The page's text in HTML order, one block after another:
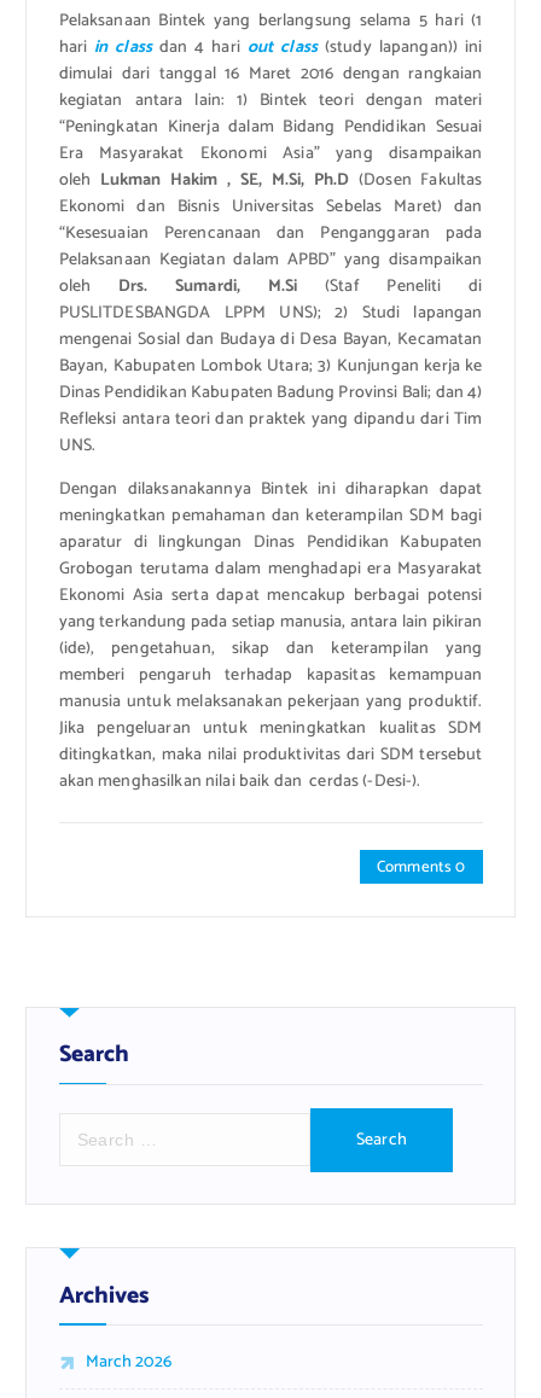
Pelaksanaan Bintek yang berlangsung selama 5 hari (1
hariin classdan 4 hari out class(study lapangan)) ini
dimulai dari tanggal 16 Maret 2016 dengan rangkaian
kegiatan antara lain: 1) Bintek teori dengan materi
“Peningkatan Kinerja dalam Bidang Pendidikan Sesuai
Era Masyarakat Ekonomi Asia” yang disampaikan
oleh Lukman Hakim , SE, M.Si, Ph.D (Dosen Fakultas
Ekonomi dan Bisnis Universitas Sebelas Maret) dan
“Kesesuaian Perencanaan dan Penganggaran pada
Pelaksanaan Kegiatan dalam APBD” yang disampaikan
oleh Drs. Sumardi, M.Si(Staf Peneliti di
PUSLITDESBANGDA LPPM UNS); 2) Studi lapangan
mengenai Sosial dan Budaya di Desa Bayan, Kecamatan
Bayan, Kabupaten Lombok Utara; 3) Kunjungan kerja ke
Dinas Pendidikan Kabupaten Badung Provinsi Bali; dan 4)
Refleksi antara teori dan praktek yang dipandu dari Tim
UNS.
Dengan dilaksanakannya Bintek ini diharapkan dapat
meningkatkan pemahaman dan keterampilan SDM bagi
aparatur di lingkungan Dinas Pendidikan Kabupaten
Grobogan terutama dalam menghadapi era Masyarakat
Ekonomi Asia serta dapat mencakup berbagai potensi
yang terkandung pada setiap manusia, antara lain pikiran
(ide), pengetahuan, sikap dan keterampilan yang
memberi pengaruh terhadap kapasitas kemampuan
manusia untuk melaksanakan pekerjaan yang produktif.
Jika pengeluaran untuk meningkatkan kualitas SDM
ditingkatkan, maka nilai produktivitas dari SDM tersebut
akan menghasilkan nilai baik dan cerdas (-Desi-).
Comments 0
Search
r
h
f
o
:
Archives
March 2026